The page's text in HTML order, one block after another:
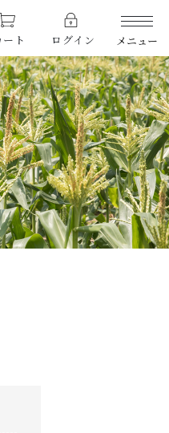
ート ログイン メニュー